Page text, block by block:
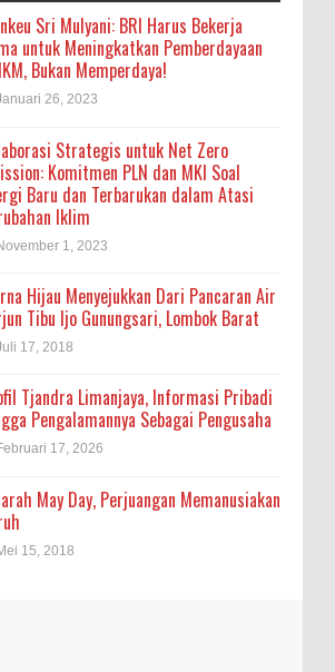
Sri Mulyani: BRI Harus Bekerja
untuk Meningkatkan Pemberdayaan
Bukan Memperdaya!
26, 2023
Strategis untuk Net Zero
Komitmen PLN dan MKI Soal
Baru dan Terbarukan dalam Atasi
Iklim
1, 2023
Hijau Menyejukkan Dari Pancaran Air
Tibu Ijo Gunungsari, Lombok Barat
17, 2018
Tjandra Limanjaya, Informasi Pribadi
Pengalamannya Sebagai Pengusaha
17, 2026
May Day, Perjuangan Memanusiakan
15, 2018